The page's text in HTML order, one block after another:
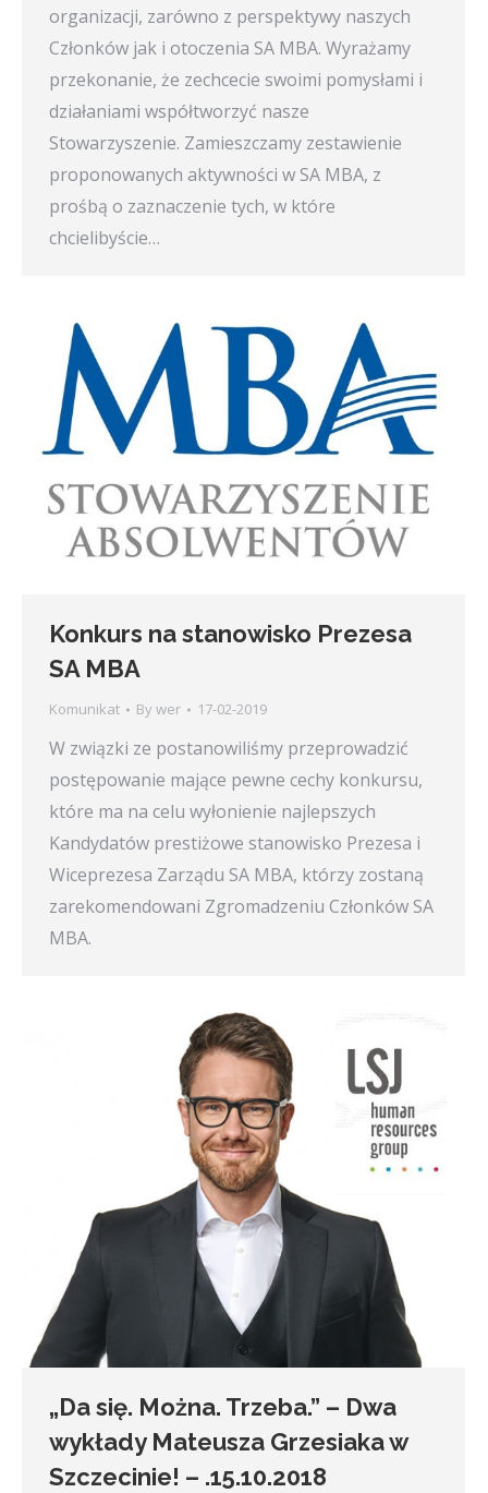
organizacji, zarówno z perspektywy naszych
Członków jak i otoczenia SA MBA. Wyrażamy
przekonanie, że zechcecie swoimi pomysłami i
działaniami współtworzyć nasze
Stowarzyszenie. Zamieszczamy zestawienie
proponowanych aktywności w SA MBA, z
prośbą o zaznaczenie tych, w które
chcielibyście…
Konkurs na stanowisko Prezesa
SA MBA
Komunikat By wer 17-02-2019
W związki ze postanowiliśmy przeprowadzić
postępowanie mające pewne cechy konkursu,
które ma na celu wyłonienie najlepszych
Kandydatów prestiżowe stanowisko Prezesa i
Wiceprezesa Zarządu SA MBA, którzy zostaną
zarekomendowani Zgromadzeniu Członków SA
MBA.
„Da się. Można. Trzeba.” – Dwa
wykłady Mateusza Grzesiaka w
Szczecinie! – .15.10.2018